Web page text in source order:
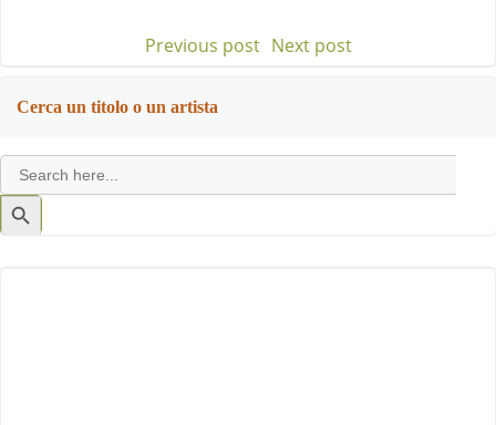
Post
navigation
Previous post Post
Next post
Cerca un titolo o un artista
Search
for:
Search
Button